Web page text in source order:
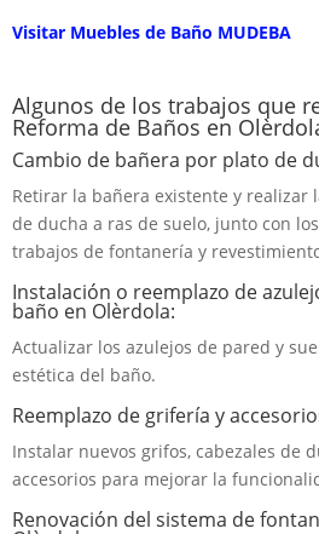
Visitar Muebles de Baño MUDEBA
Algunos de los trabajos que
Reforma de Baños en
Cambio de bañera por plato de
Retirar la bañera existente y realizar
de ducha a ras de suelo, junto con
trabajos de fontanería y
Instalación o reemplazo de
baño en Olèrdola:
Actualizar los azulejos de pared y
estética del baño.
Reemplazo de grifería y
Instalar nuevos grifos, cabezales de
accesorios para mejorar la
Renovación del sistema de